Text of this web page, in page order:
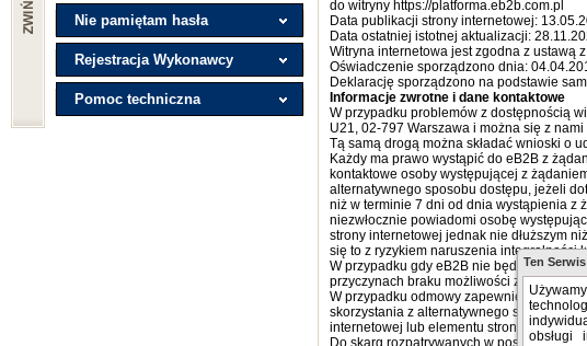
Nie pamiętam hasła
Rejestracja Wykonawcy
Pomoc techniczna
do witryny https://platforma.eb2b.com.pl
Data publikacji strony internetowej:
Data ostatniej istotnej aktualizacji:
Witryna internetowa jest zgodna z ustawą
Oświadczenie sporządzono dnia:
Deklarację sporządzono na podstawie
Informacje zwrotne i dane kontaktowe
W przypadku problemów z dostępnością
U21, 02-797 Warszawa i można się z
Tą samą drogą można składać wnioski o
Każdy ma prawo wystąpić do eB2B z
kontaktowe osoby występującej z
alternatywnego sposobu dostępu, jeżeli
niż w terminie 7 dni od dnia wystąpienia z
niezwłocznie powiadomi osobę
strony internetowej jednak nie dłuższym
się to z ryzykiem naruszenia integralności
W przypadku gdy eB2B nie będzie w
przyczynach braku możliwości
W przypadku odmowy zapewnienia
skorzystania z alternatywnego sposobu
internetowej lub elementu strony
Do skarg rozpatrywanych w
Ten
obsługi